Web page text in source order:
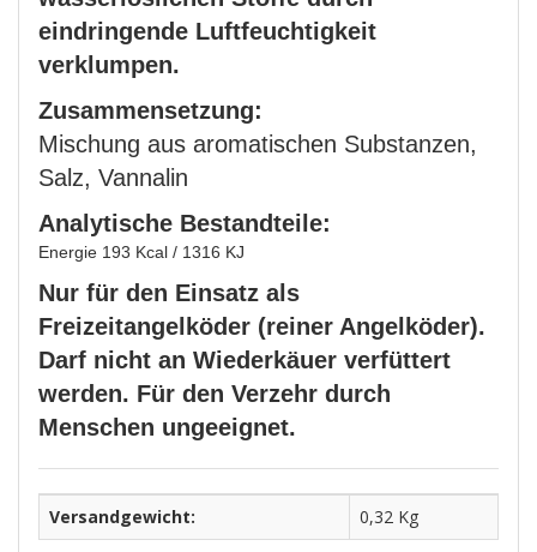
eindringende Luftfeuchtigkeit
verklumpen.
Zusammensetzung:
Mischung aus aromatischen Substanzen,
Salz, Vannalin
Analytische Bestandteile:
Energie 193 Kcal / 1316 KJ
Nur für den Einsatz als
Freizeitangelköder (reiner Angelköder).
Darf nicht an Wiederkäuer verfüttert
werden. Für den Verzehr durch
Menschen ungeeignet.
Versandgewicht: 0,32 Kg